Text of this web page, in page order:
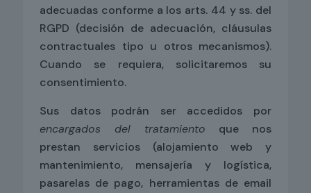
adecuadas conforme a los arts. 44 y ss. del
RGPD (decisión de adecuación, cláusulas
contractuales tipo u otros mecanismos).
Cuando se requiera, solicitaremos su
consentimiento.
Sus datos podrán ser accedidos por
encargados del tratamiento que nos
prestan servicios (alojamiento web y
mantenimiento, mensajería y logística,
pasarelas de pago, herramientas de email